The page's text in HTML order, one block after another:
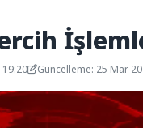
19:20 Güncelleme: 25 Mar